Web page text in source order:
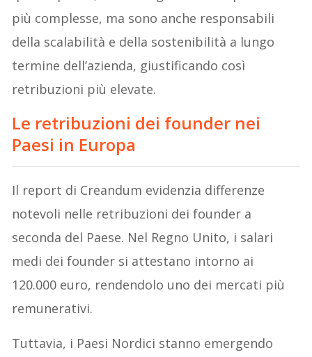
più complesse, ma sono anche responsabili
della scalabilità e della sostenibilità a lungo
termine dell’azienda, giustificando così
retribuzioni più elevate.
Le retribuzioni dei founder nei
Paesi in Europa
Il report di Creandum evidenzia differenze
notevoli nelle retribuzioni dei founder a
seconda del Paese. Nel Regno Unito, i salari
medi dei founder si attestano intorno ai
120.000 euro, rendendolo uno dei mercati più
remunerativi.
Tuttavia, i Paesi Nordici stanno emergendo